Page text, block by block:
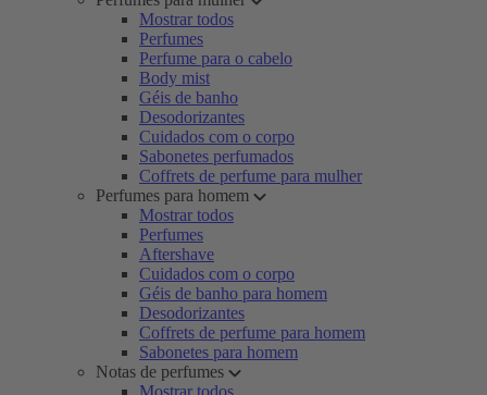
Mostrar todos
Perfumes
Perfume para o cabelo
Body mist
Géis de banho
Desodorizantes
Cuidados com o corpo
Sabonetes perfumados
Coffrets de perfume para mulher
Perfumes para homem
Mostrar todos
Perfumes
Aftershave
Cuidados com o corpo
Géis de banho para homem
Desodorizantes
Coffrets de perfume para homem
Sabonetes para homem
Notas de perfumes
Mostrar todos